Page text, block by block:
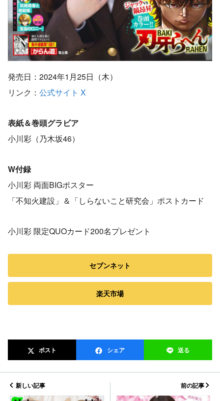
発売日：2024年1月25日（木）
リンク： 公式サイト X
表紙＆巻頭グラビア
小川彩（乃木坂46）
W付録
小川彩 両面BIGポスター
「不知火建設」＆「しらないこと研究会」ポストカード
小川彩 限定QUOカード200名プレゼント
セブンネット
楽天市場
ポスト シェア 送る
新しい記事 前の記事